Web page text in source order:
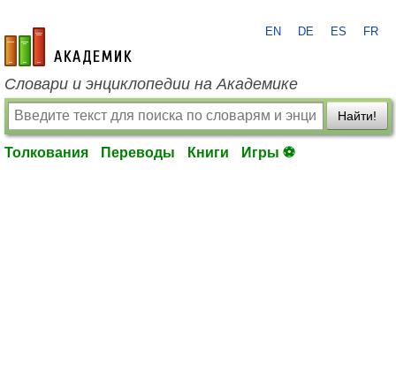
academic.ru
EN DE ES FR
Словари и энциклопедии на Академике
Найти!
Толкования Переводы Книги Игры ⚽